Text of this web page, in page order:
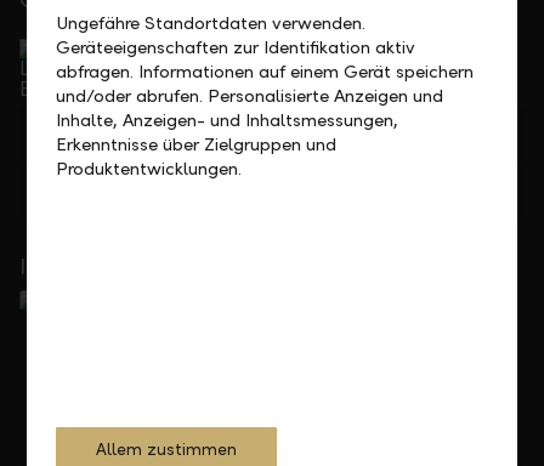
Service Direkt
Telefonisch erreichbar von Montag bis Freitag, 08.00
bis 17.30 Uhr
+423 236 88 11
In Ihrer Nähe
Ungefähre Standortdaten verwenden.
Geräteeigenschaften zur Identifikation aktiv
abfragen. Informationen auf einem Gerät speichern
und/oder abrufen. Personalisierte Anzeigen und
Inhalte, Anzeigen- und Inhaltsmessungen,
Erkenntnisse über Zielgruppen und
Produktentwicklungen.
Allem zustimmen